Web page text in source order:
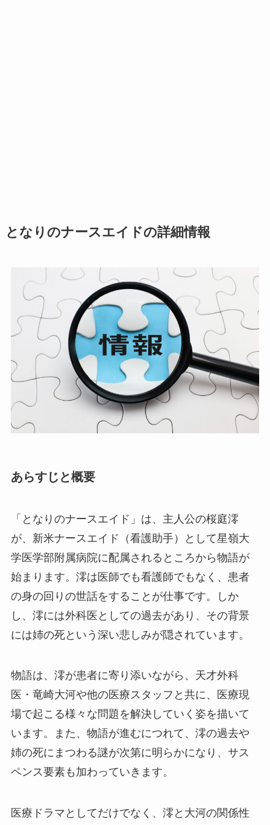
となりのナースエイドの詳細情報
あらすじと概要
「となりのナースエイド」は、主人公の桜庭澪
が、新米ナースエイド（看護助手）として星嶺大
学医学部附属病院に配属されるところから物語が
始まります。澪は医師でも看護師でもなく、患者
の身の回りの世話をすることが仕事です。しか
し、澪には外科医としての過去があり、その背景
には姉の死という深い悲しみが隠されています。
物語は、澪が患者に寄り添いながら、天才外科
医・竜崎大河や他の医療スタッフと共に、医療現
場で起こる様々な問題を解決していく姿を描いて
います。また、物語が進むにつれて、澪の過去や
姉の死にまつわる謎が次第に明らかになり、サス
ペンス要素も加わっていきます。
医療ドラマとしてだけでなく、澪と大河の関係性